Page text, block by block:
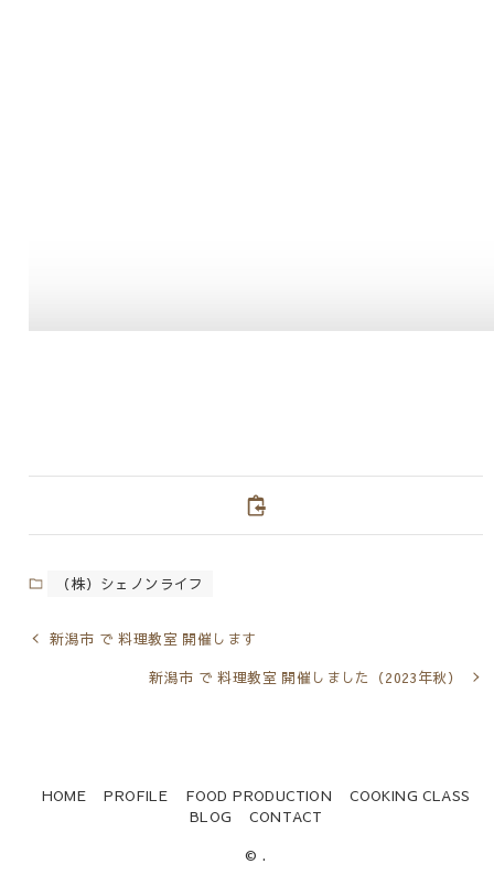
（株）シェノンライフ
新潟市 で 料理教室 開催します
新潟市 で 料理教室 開催しました（2023年秋）
HOME PROFILE FOOD PRODUCTION
COOKING CLASS
BLOG
CONTACT
© .